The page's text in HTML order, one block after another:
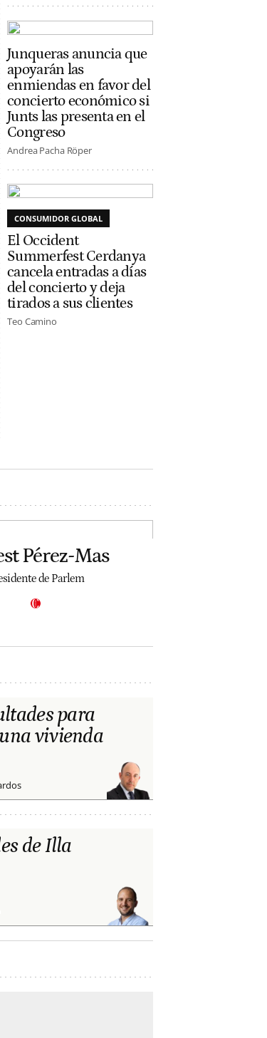
Junqueras anuncia que
apoyarán las
enmiendas en favor del
concierto económico si
Junts las presenta en el
Congreso
Andrea Pacha Röper
CONSUMIDOR GLOBAL
El Occident
Summerfest Cerdanya
cancela entradas a días
del concierto y deja
tirados a sus clientes
Teo Camino
Pérez-Mas
de Parlem
para
vivienda
de Illa